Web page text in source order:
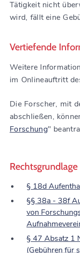
Tätigkeit nicht
wird, fällt eine
Vertiefende
Weitere
im Onlineauftritt
Die Forscher, mit
abschließen,
Forschung"
Rechtsgrundlage
§ 18d
§§ 38a - 38f
von
§ 47 Absatz 1
(Gebühren für